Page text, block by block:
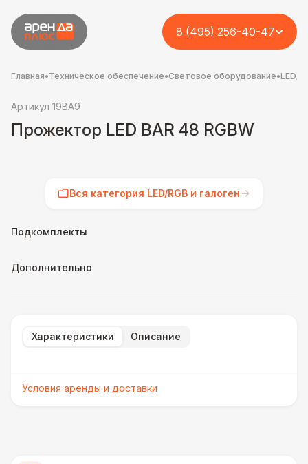
8 (495) 256-40-47
Главная•Техническое обеспечение•Световое оборудование•LED/
Артикул 19BA9
Прожектор LED BAR 48 RGBW
Вся категория LED/RGB и галоген
Подкомплекты
Дополнительно
Характеристики Описание
Условия аренды и доставки